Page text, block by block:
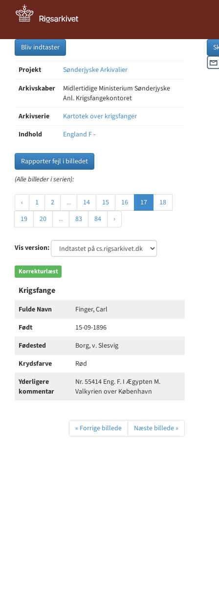
Bliv indtaster
Projekt
Sønderjyske Arkivalier
Arkivskaber
Midlertidige Ministerium Sønderjyske
Anl. Krigsfangekontoret
Arkivserie
Kartotek over krigsfanger
Indhold
England F -
Rapporter fejl i billedet
(Alle billeder i serien):
‹ 1 2 ... 14 15 16 17
18
19
20 ... 83 84 ›
Vis version:
Korrekturlæst
Krigsfange
Fulde Navn
Finger, Carl
Født
15-09-1896
Fødested
Borg, v. Slesvig
Krydsfarve
Rød
Yderligere
kommentar
Nr. 55414 Eng. F. I Ægypten M.
Valkyrien over København
« Forrige billede Næste billede »